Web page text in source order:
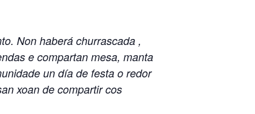
Non haberá churrascada ,
e compartan mesa, manta
un día de festa o redor
xoan de compartir cos